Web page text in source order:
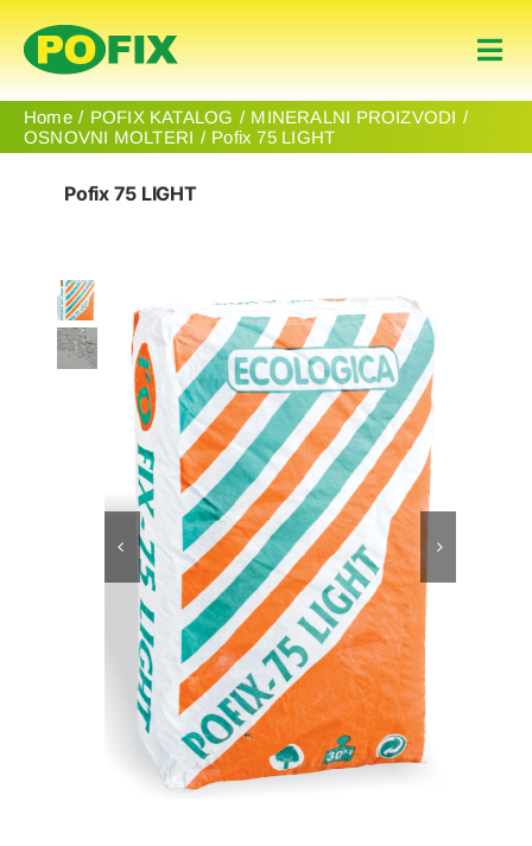
Skip
to
content
Naslovnica
Proizvodi
About Us
Contact
Home POFIX KATALOG
MINERALNI PROIZVODI
OSNOVNI MOLTERI
Pofix 75 LIGHT
Pofix 75 LIGHT